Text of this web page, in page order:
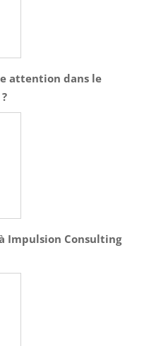
attention dans le
Impulsion Consulting